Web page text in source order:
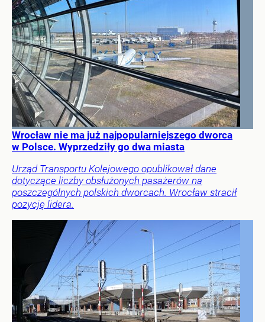
Wrocław nie ma już najpopularniejszego dworca
w Polsce. Wyprzedziły go dwa miasta
Urząd Transportu Kolejowego opublikował dane
dotyczące liczby obsłużonych pasażerów na
poszczególnych polskich dworcach. Wrocław stracił
pozycję lidera.